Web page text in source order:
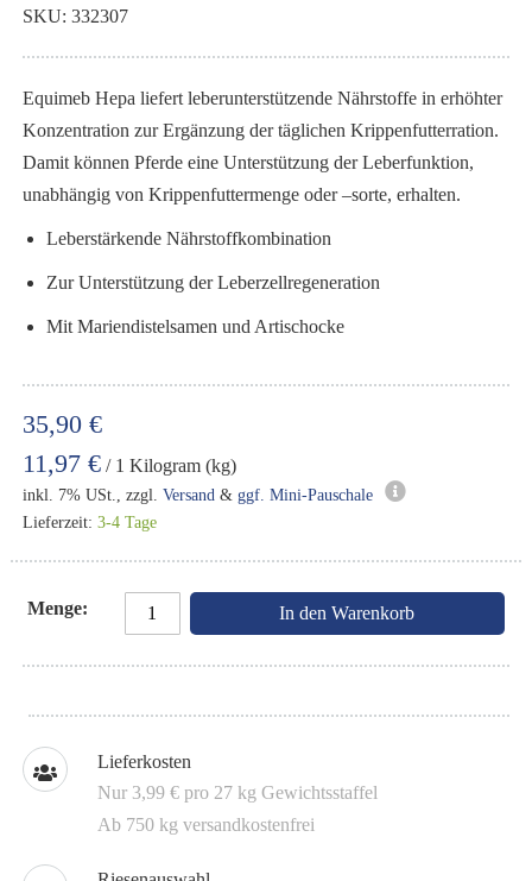
springen
35,90 €
11,97 € / 1 Kilogram (kg)
inkl. 7% USt., zzgl.Versand &ggf. Mini-Pauschale
Lieferzeit:3-4 Tage
Menge In den Warenkorb
Equimeb Hepa liefert leberunterstützende Nährstoffe in erhöhter
Konzentration zur Ergänzung der täglichen Krippenfutterration.
Damit können Pferde eine Unterstützung der Leberfunktion,
unabhängig von Krippenfuttermenge oder –sorte, erhalten.
Leberstärkende Nährstoffkombination
Zur Unterstützung der Leberzellregeneration
Mit Mariendistelsamen und Artischocke
SKU 332307
Lieferkosten
Nur 3,99 € pro 27 kg Gewichtsstaffel
Ab 750 kg versandkostenfrei